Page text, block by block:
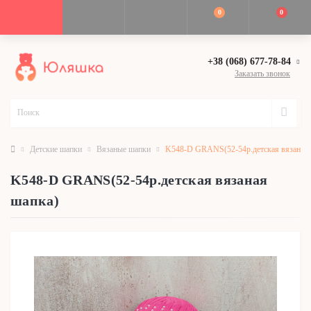
0 0
+38 (068) 677-78-84
Заказать звонок
Детские шапки Вязаные шапки K548-D GRANS(52-54р.детская вязаная
K548-D GRANS(52-54р.детская вязаная
шапка)